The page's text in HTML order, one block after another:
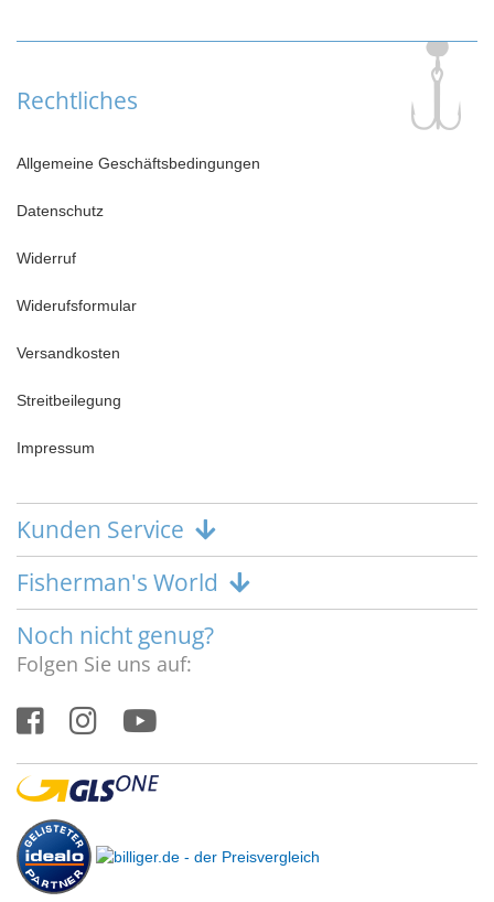
Rechtliches
Allgemeine Geschäftsbedingungen
Datenschutz
Widerruf
Widerufsformular
Versandkosten
Streitbeilegung
Impressum
Kunden Service
Fisherman's World
Noch nicht genug?
Folgen Sie uns auf: